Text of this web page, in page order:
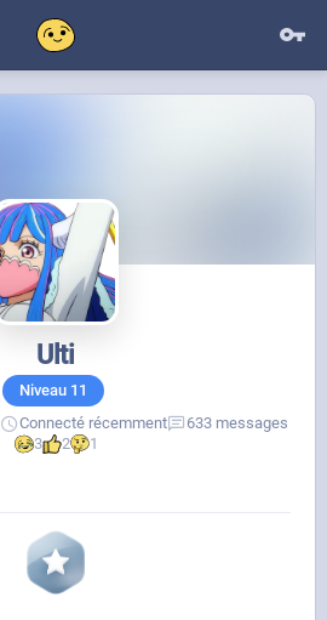
Ulti
Niveau 11
Connecté récemment
633 messages
3
2 1